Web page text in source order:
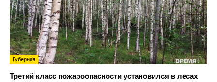
Губерния
Третий класс пожароопасности установился в лесах